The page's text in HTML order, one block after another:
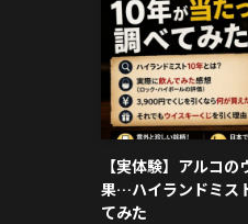
【実体験】アルコ
果…ハイランドミス
てみた